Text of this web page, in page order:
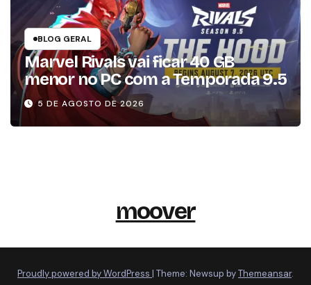
BLOG GERAL
Marvel Rivals vai ficar 40 GB
menor no PC com a Temporada 9.5
5 DE AGOSTO DE 2026
moover
Proudly powered by WordPress | Theme: Newsup byThemeansar.